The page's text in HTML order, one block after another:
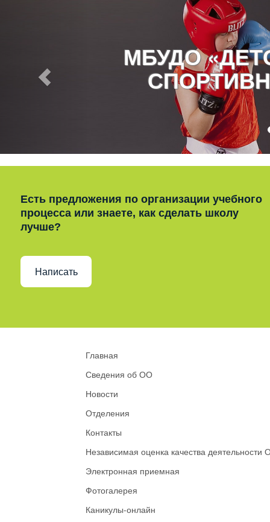
МБУДО
Есть предложения по организации учебного
процесса или знаете, как сделать школу
лучше?
Написать
Главная
Сведения об ОО
Новости
Отделения
Контакты
Независимая оценка качества деятельности
Электронная приемная
Фотогалерея
Каникулы-онлайн